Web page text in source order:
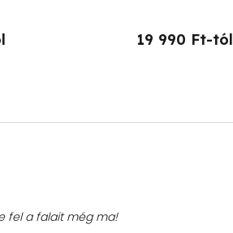
19 990 Ft-tól
fel a falait még ma!